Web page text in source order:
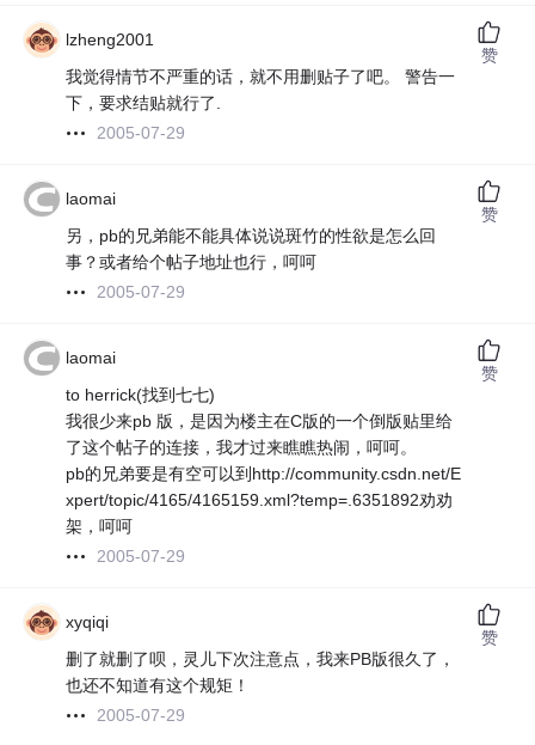
lzheng2001
我觉得情节不严重的话，就不用删贴子了吧。 警告一
下，要求结贴就行了.
2005-07-29
赞
laomai
另，pb的兄弟能不能具体说说斑竹的性欲是怎么回
事？或者给个帖子地址也行，呵呵
2005-07-29
赞
laomai
to herrick(找到七七)
我很少来pb 版，是因为楼主在C版的一个倒版贴里给
了这个帖子的连接，我才过来瞧瞧热闹，呵呵。
pb的兄弟要是有空可以到http://community.csdn.net/E
xpert/topic/4165/4165159.xml?temp=.6351892劝劝
架，呵呵
2005-07-29
赞
xyqiqi
删了就删了呗，灵儿下次注意点，我来PB版很久了，
也还不知道有这个规矩！
2005-07-29
赞